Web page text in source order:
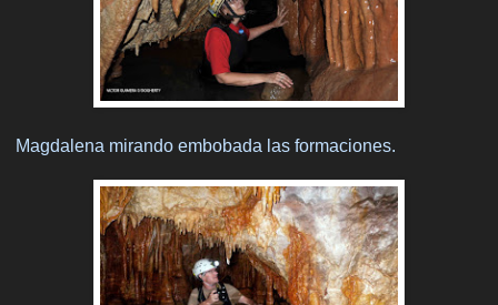
Magdalena mirando embobada las formaciones.